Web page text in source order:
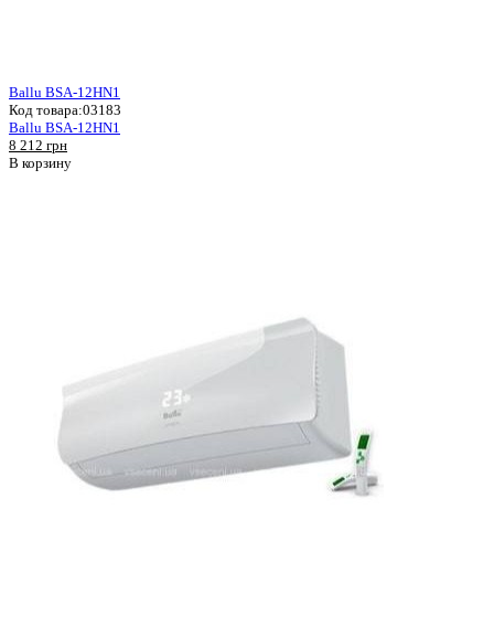
Ballu BSA-12HN1
Код товара:03183
Ballu BSA-12HN1
8 212 грн
В корзину